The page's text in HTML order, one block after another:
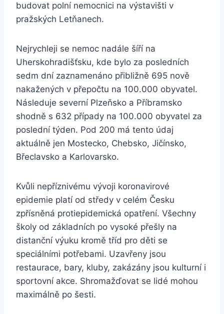
budovat polní nemocnici na výstavišti v
pražských Letňanech.
Nejrychleji se nemoc nadále šíří na
Uherskohradišťsku, kde bylo za posledních
sedm dní zaznamenáno přibližně 695 nově
nakažených v přepočtu na 100.000 obyvatel.
Následuje severní Plzeňsko a Příbramsko
shodně s 632 případy na 100.000 obyvatel za
poslední týden. Pod 200 má tento údaj
aktuálně jen Mostecko, Chebsko, Jičínsko,
Břeclavsko a Karlovarsko.
Kvůli nepříznivému vývoji koronavirové
epidemie platí od středy v celém Česku
zpřísněná protiepidemická opatření. Všechny
školy od základních po vysoké přešly na
distanční výuku kromě tříd pro děti se
speciálními potřebami. Uzavřeny jsou
restaurace, bary, kluby, zakázány jsou kulturní i
sportovní akce. Shromažďovat se lidé mohou
maximálně po šesti.